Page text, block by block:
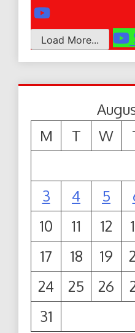
Load More...
M
T W
3
4 5
10
11 12
17
18 19
24
25 26
31